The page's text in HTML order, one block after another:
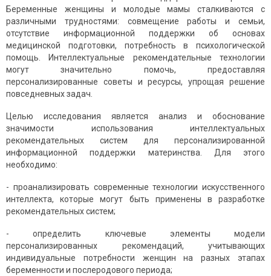
Беременные женщины и молодые мамы сталкиваются с
различными трудностями: совмещение работы и семьи,
отсутствие информационной поддержки об основах
медицинской подготовки, потребность в психологической
помощь. Интеллектуальные рекомендательные технологии
могут значительно помочь, предоставляя
персонализированные советы и ресурсы, упрощая решение
повседневных задач.
Целью исследования является анализ и обоснование
значимости использования интеллектуальных
рекомендательных систем для персонализированной
информационной поддержки материнства. Для этого
необходимо:
- проанализировать современные технологии искусственного
интеллекта, которые могут быть применены в разработке
рекомендательных систем;
- определить ключевые элементы модели
персонализированных рекомендаций, учитывающих
индивидуальные потребности женщин на разных этапах
беременности и послеродового периода;